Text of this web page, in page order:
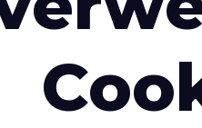
senden